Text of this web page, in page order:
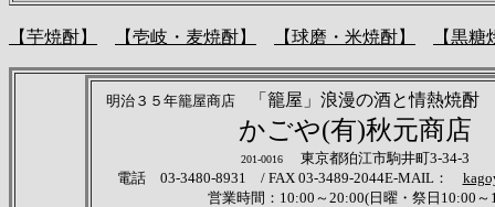
【芋焼酎】 【壱岐・麦焼酎】 【球磨・米焼酎】 【黒糖
明治３５年籠屋商店 「籠屋」浪漫の酒
かごや(有)秋元商店
201-0016
東京都狛江市駒井町3-34-3
電話 03-3480-8931 / FAX 03-3489-2044E-MAIL：
営業時間：10:00～20:00(日曜・祭日10:00